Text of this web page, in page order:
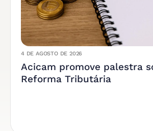
4 DE AGOSTO DE 2026
Acicam promove palestra
Reforma Tributária